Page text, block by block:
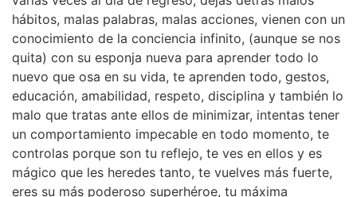
hábitos, malas palabras, malas acciones, vienen con un
conocimiento de la conciencia infinito, (aunque se nos
quita) con su esponja nueva para aprender todo lo
nuevo que osa en su vida, te aprenden todo, gestos,
educación, amabilidad, respeto, disciplina y también lo
malo que tratas ante ellos de minimizar, intentas tener
un comportamiento impecable en todo momento, te
controlas porque son tu reflejo, te ves en ellos y es
mágico que les heredes tanto, te vuelves más fuerte,
eres su más poderoso superhéroe, tu máxima